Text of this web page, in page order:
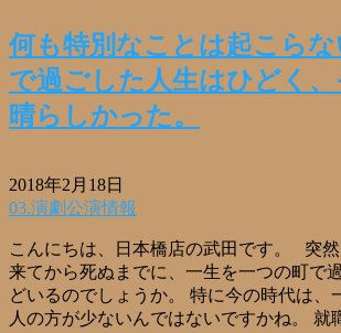
何も特別なことは起こら
で過ごした人生はひどく
晴らしかった。
2018年2月18日
03.演劇公演情報
こんにちは、日本橋店の武田です。 突
来てから死ぬまでに、一生を一つの町で
どいるのでしょうか。 特に今の時代は、
人の方が少ないんではないですかね。